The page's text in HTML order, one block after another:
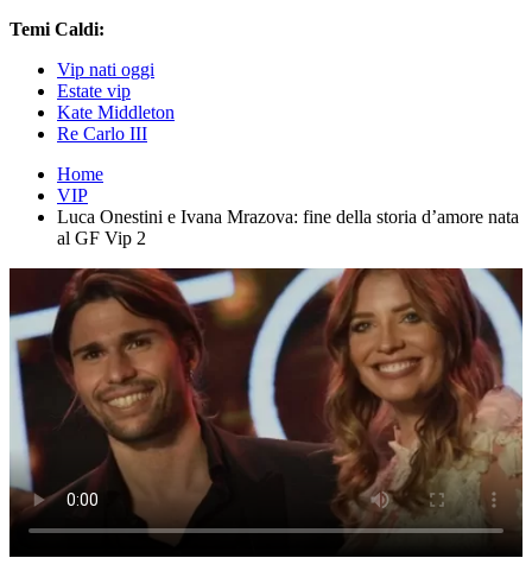
Temi Caldi:
Vip nati oggi
Estate vip
Kate Middleton
Re Carlo III
Home
VIP
Luca Onestini e Ivana Mrazova: fine della storia d’amore nata
al GF Vip 2